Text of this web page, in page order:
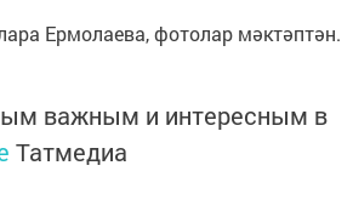
Ермолаева, фотолар мәктәптән.
важным и интересным в
Татмедиа